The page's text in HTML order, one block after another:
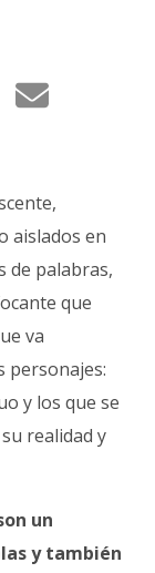
aislados en
de palabras,
que
va
personajes:
y los que se
realidad y
un
y también